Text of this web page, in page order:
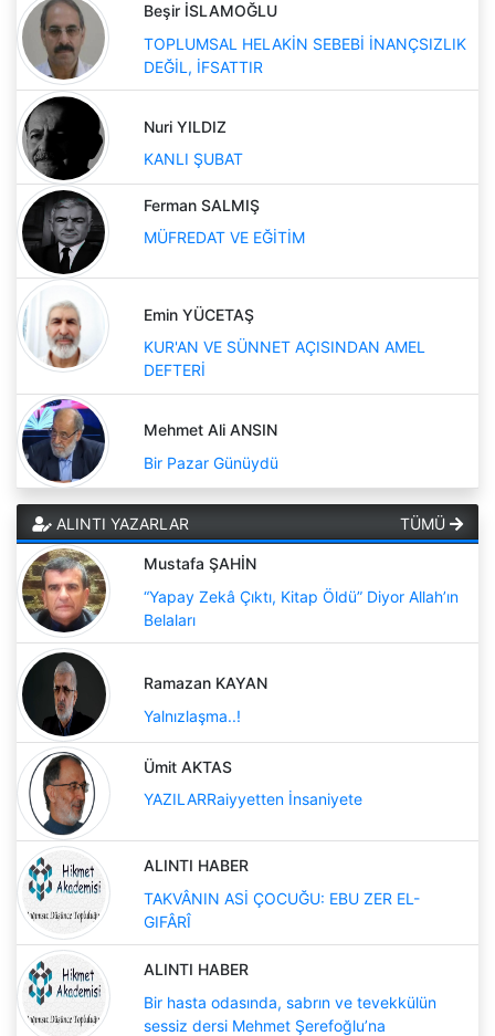
Beşir İSLAMOĞLU
TOPLUMSAL HELAKİN SEBEBİ İNANÇSIZLIK
DEĞİL, İFSATTIR
Nuri YILDIZ
KANLI ŞUBAT
Ferman SALMIŞ
MÜFREDAT VE EĞİTİM
Emin YÜCETAŞ
KUR'AN VE SÜNNET AÇISINDAN AMEL
DEFTERİ
Mehmet Ali ANSIN
Bir Pazar Günüydü
ALINTI YAZARLAR TÜMÜ
Mustafa ŞAHİN
“Yapay Zekâ Çıktı, Kitap Öldü” Diyor Allah’ın
Belaları
Ramazan KAYAN
Yalnızlaşma..!
Ümit AKTAS
YAZILARRaiyyetten İnsaniyete
ALINTI HABER
TAKVÂNIN ASİ ÇOCUĞU: EBU ZER EL-
GIFÂRÎ
ALINTI HABER
Bir hasta odasında, sabrın ve tevekkülün
sessiz dersi Mehmet Şerefoğlu’na